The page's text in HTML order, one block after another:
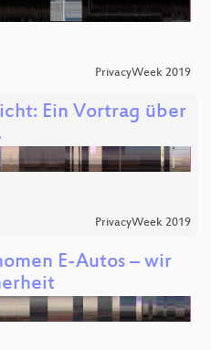
PrivacyWeek 2019
Ein Vortrag über
PrivacyWeek 2019
E-Autos – wir